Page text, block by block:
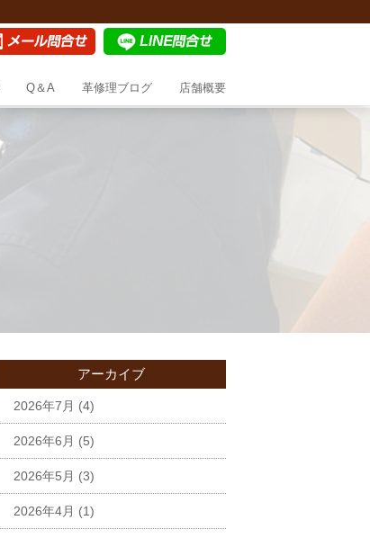
Q＆A 革修理ブログ 店舗概要
アーカイブ
2026年7月 (4)
2026年6月 (5)
2026年5月 (3)
2026年4月 (1)